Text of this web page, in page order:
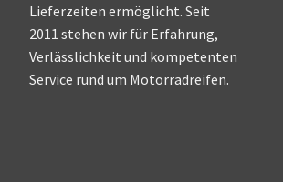
Lieferzeiten ermöglicht. Seit
2011 stehen wir für Erfahrung,
Verlässlichkeit und kompetenten
Service rund um Motorradreifen.